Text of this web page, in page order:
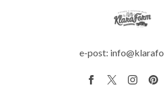
e-post: